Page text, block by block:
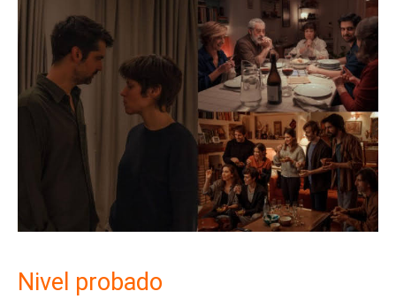
Nivel probado